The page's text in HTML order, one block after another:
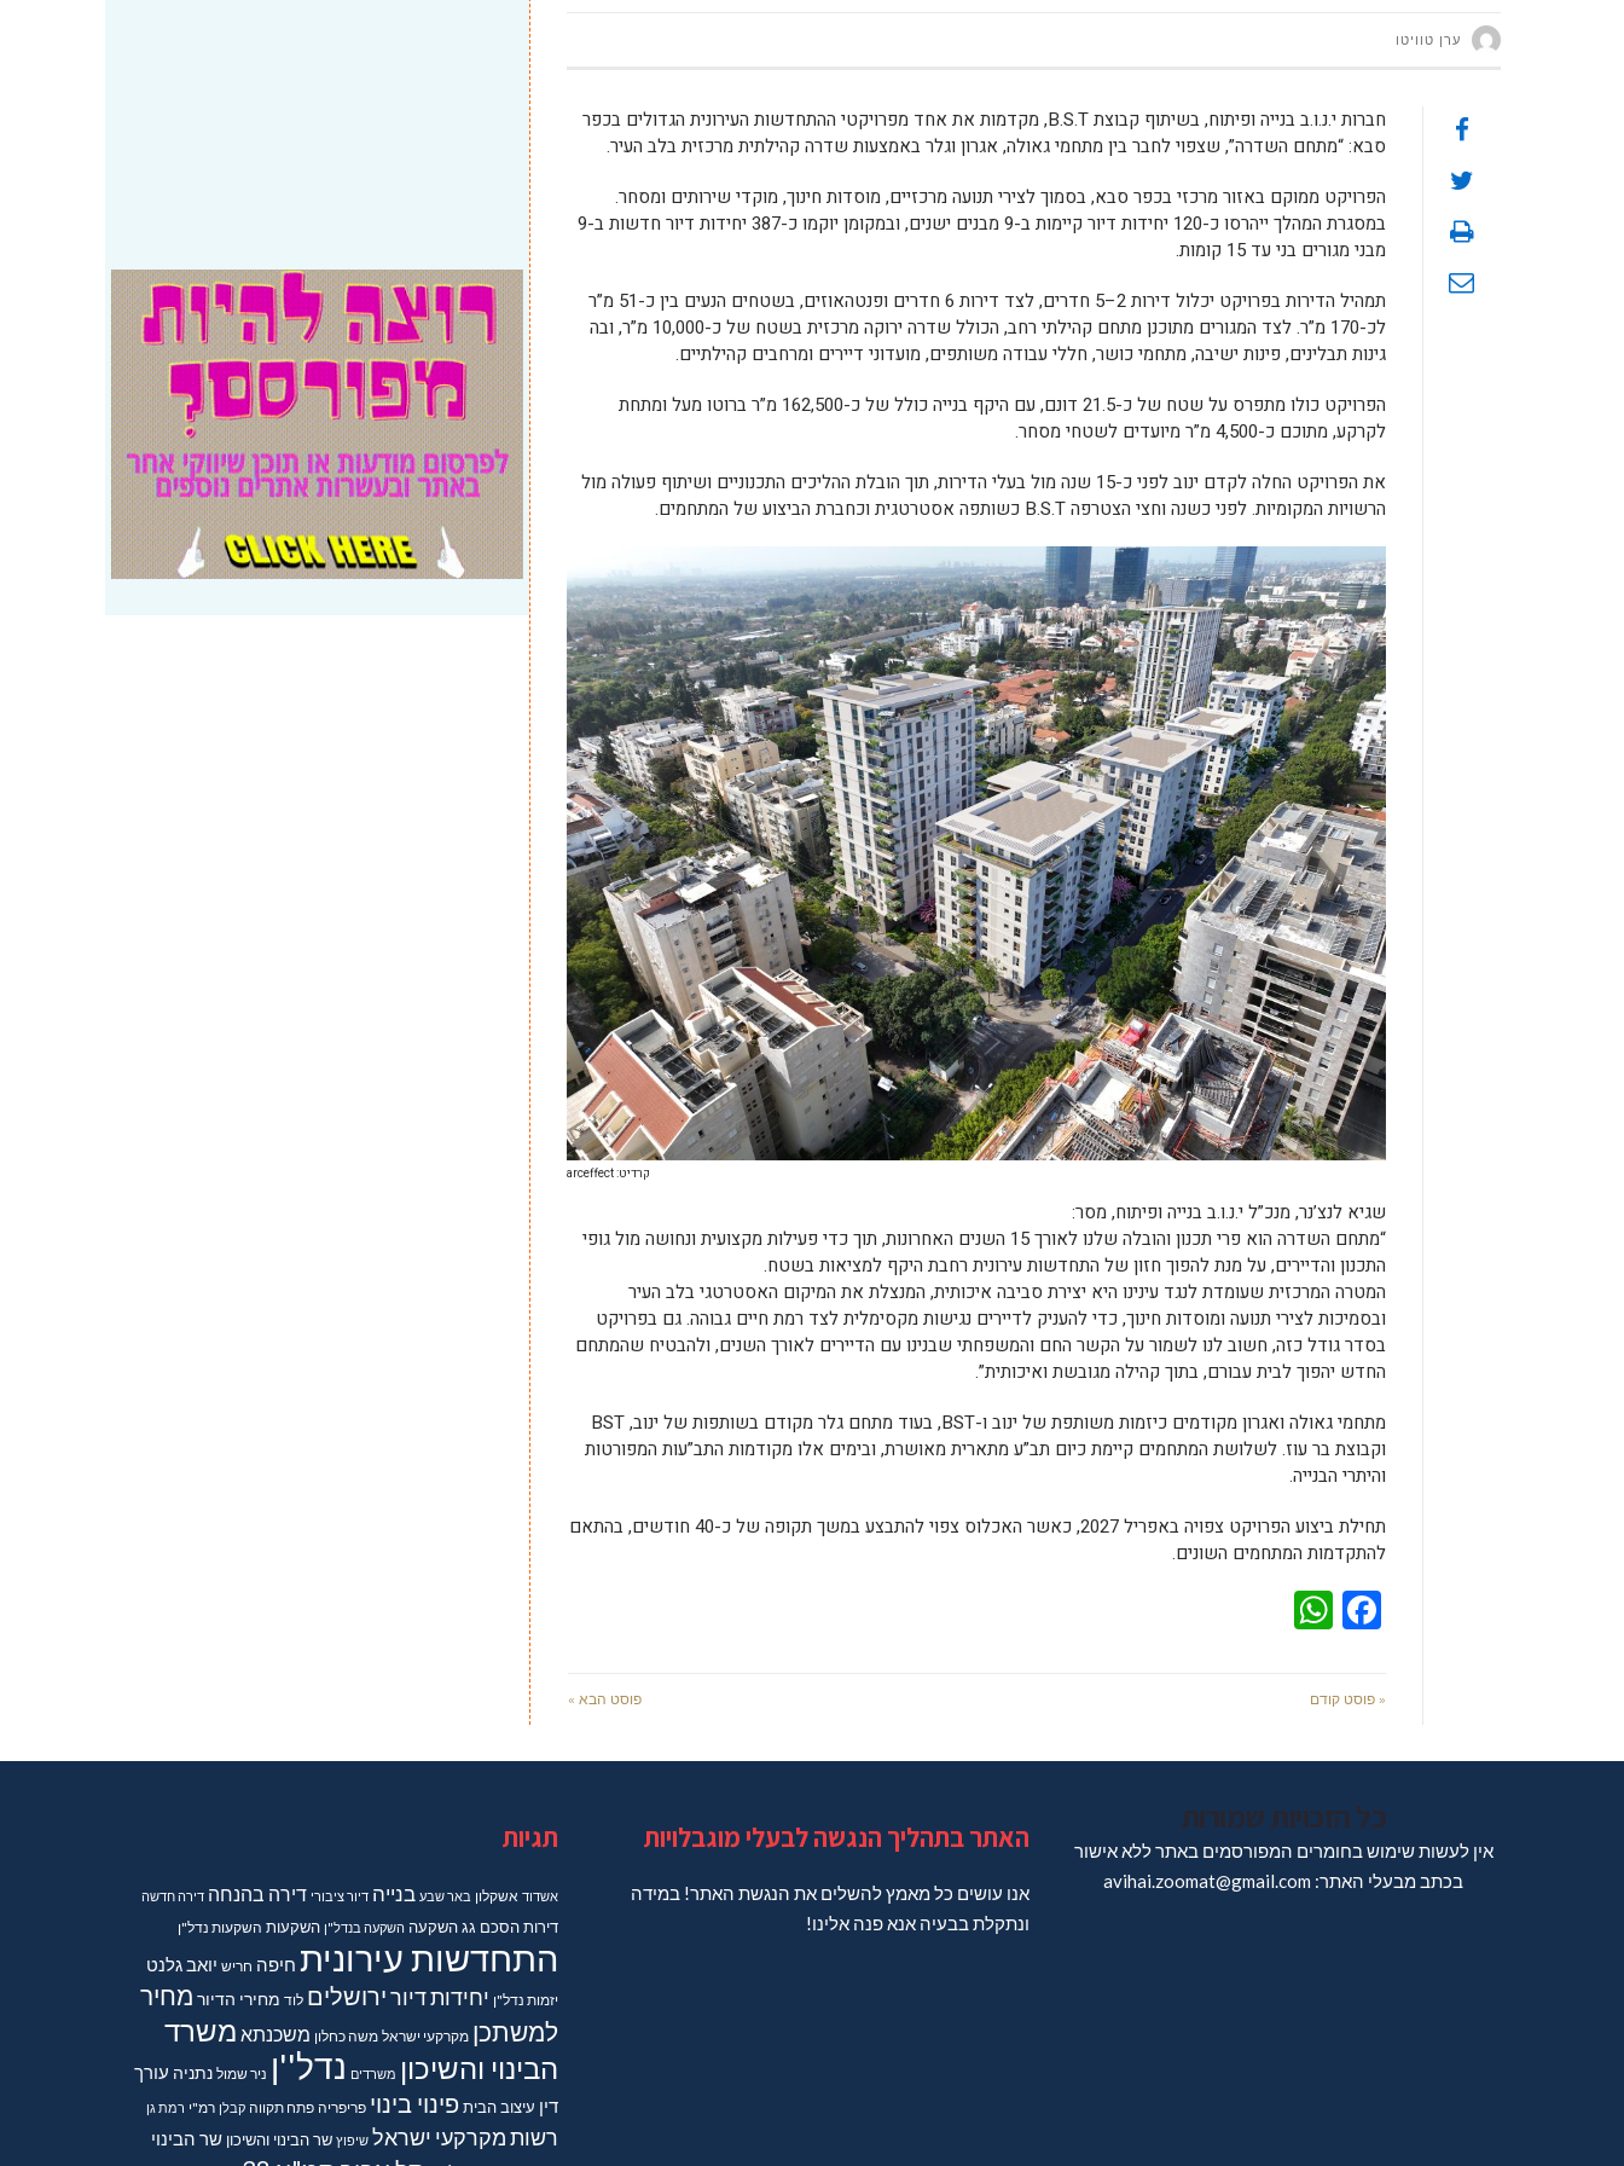
ערן טוויטו
חברות י.נ.ו.ב בנייה ופיתוח, בשיתוף קבוצת B.S.T, מקדמות את אחד מפרויקטי ההתחדשות העירונית הגדולים בכפר
סבא: “מתחם השדרה”, שצפוי לחבר בין מתחמי גאולה, אגרון וגלר באמצעות שדרה קהילתית מרכזית בלב העיר.
הפרויקט ממוקם באזור מרכזי בכפר סבא, בסמוך לצירי תנועה מרכזיים, מוסדות חינוך, מוקדי שירותים ומסחר.
במסגרת המהלך ייהרסו כ-120 יחידות דיור קיימות ב-9 מבנים ישנים, ובמקומן יוקמו כ-387 יחידות דיור חדשות ב-9
מבני מגורים בני עד 15 קומות.
תמהיל הדירות בפרויקט יכלול דירות 2–5 חדרים, לצד דירות 6 חדרים ופנטהאוזים, בשטחים הנעים בין כ-51 מ”ר
לכ-170 מ”ר. לצד המגורים מתוכנן מתחם קהילתי רחב, הכולל שדרה ירוקה מרכזית בשטח של כ-10,000 מ”ר, ובה
גינות תבלינים, פינות ישיבה, מתחמי כושר, חללי עבודה משותפים, מועדוני דיירים ומרחבים קהילתיים.
הפרויקט כולו מתפרס על שטח של כ-21.5 דונם, עם היקף בנייה כולל של כ-162,500 מ”ר ברוטו מעל ומתחת
לקרקע, מתוכם כ-4,500 מ”ר מיועדים לשטחי מסחר.
את הפרויקט החלה לקדם ינוב לפני כ-15 שנה מול בעלי הדירות, תוך הובלת ההליכים התכנוניים ושיתוף פעולה מול
הרשויות המקומיות. לפני כשנה וחצי הצטרפה B.S.T כשותפה אסטרטגית וכחברת הביצוע של המתחמים.
קרדיט: arceffect
שגיא לנצ’נר, מנכ”ל י.נ.ו.ב בנייה ופיתוח, מסר:
“מתחם השדרה הוא פרי תכנון והובלה שלנו לאורך 15 השנים האחרונות, תוך כדי פעילות מקצועית ונחושה מול גופי
התכנון והדיירים, על מנת להפוך חזון של התחדשות עירונית רחבת היקף למציאות בשטח.
המטרה המרכזית שעומדת לנגד עינינו היא יצירת סביבה איכותית, המנצלת את המיקום האסטרטגי בלב העיר
ובסמיכות לצירי תנועה ומוסדות חינוך, כדי להעניק לדיירים נגישות מקסימלית לצד רמת חיים גבוהה. גם בפרויקט
בסדר גודל כזה, חשוב לנו לשמור על הקשר החם והמשפחתי שבנינו עם הדיירים לאורך השנים, ולהבטיח שהמתחם
החדש יהפוך לבית עבורם, בתוך קהילה מגובשת ואיכותית”.
מתחמי גאולה ואגרון מקודמים כיזמות משותפת של ינוב ו-BST, בעוד מתחם גלר מקודם בשותפות של ינוב, BST
וקבוצת בר עוז. לשלושת המתחמים קיימת כיום תב”ע מתארית מאושרת, ובימים אלו מקודמות התב”עות המפורטות
והיתרי הבנייה.
תחילת ביצוע הפרויקט צפויה באפריל 2027, כאשר האכלוס צפוי להתבצע במשך תקופה של כ-40 חודשים, בהתאם
להתקדמות המתחמים השונים.
Facebook
« פוסט קודם פוסט הבא »
כל הזכויות שמורות
אין לעשות שימוש בחומרים המפורסמים באתר ללא אישור
בכתב מבעלי האתר: avihai.zoomat@gmail.com
האתר בתהליך הנגשה לבעלי מוגבלויות
אנו עושים כל מאמץ להשלים את הנגשת האתר! במידה
ונתקלת בבעיה אנא פנה אלינו!
תגיות
אשדוד אשקלון באר שבע בנייה דיור ציבורי דירה בהנחה דירה חדשה
דירותהסכם גגהשקעה השקעה בנדל"ן השקעות השקעות נדל"ן
התחדשות עירונית חיפה חריש יואב גלנט
יזמות נדל"ן יחידות דיורירושלים לוד מחירי הדיור מחיר
למשתכן מקרקעי ישראל משה כחלון משכנתא משרד
הבינוי והשיכון משרדים נדל''ן ניר שמול נתניה עורך
דין עיצוב הבית פינוי בינוי פריפריה פתח תקווה קבלן רמ"י רמת גן
רשות מקרקעי ישראל שיפוץ שר הבינוי והשיכון שר הבינוי